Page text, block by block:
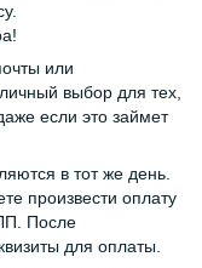
или
выбор для тех,
если это займет
в тот же день.
произвести оплату
После
для оплаты.